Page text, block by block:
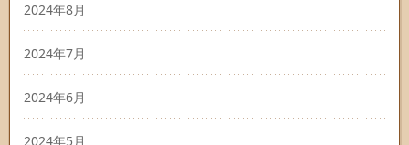
2024年8月
2024年7月
2024年6月
2024年5月